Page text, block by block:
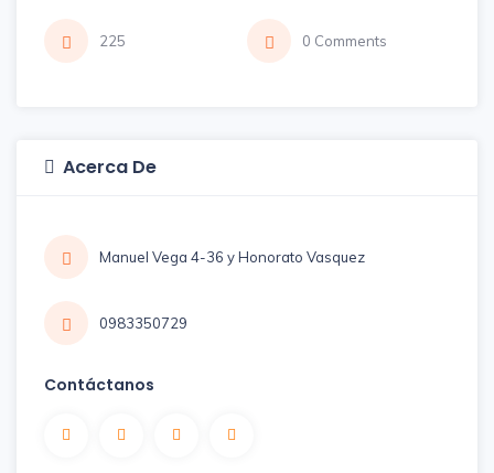
225 0 Comments
Acerca De
Manuel Vega 4-36 y Honorato Vasquez
0983350729
Contáctanos